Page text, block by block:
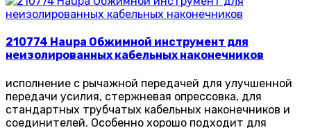
210774 Haupa Обжимной инструмент для
неизолированных кабельных наконечников
исполнение с рычажной передачей для улучшенной
передачи усилия, стержневая опрессовка, для
стандартных трубчатых кабельных наконечников и
соединителей. Особенно хорошо подходит для